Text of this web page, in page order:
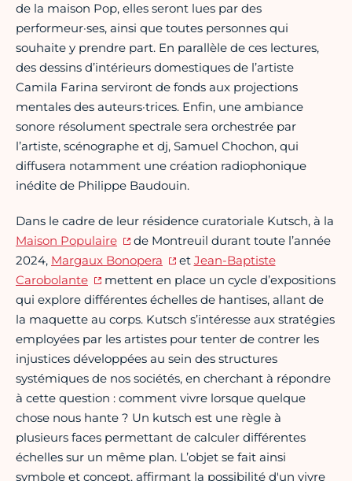
de la maison Pop, elles seront lues par des
performeur·ses, ainsi que toutes personnes qui
souhaite y prendre part. En parallèle de ces lectures,
des dessins d’intérieurs domestiques de l’artiste
Camila Farina serviront de fonds aux projections
mentales des auteurs·trices. Enfin, une ambiance
sonore résolument spectrale sera orchestrée par
l’artiste, scénographe et dj, Samuel Chochon, qui
diffusera notamment une création radiophonique
inédite de Philippe Baudouin.
Dans le cadre de leur résidence curatoriale Kutsch, à la
Maison Populaire
de Montreuil durant toute l’année
2024, Margaux Bonopera et Jean-Baptiste
Carobolante
mettent en place un cycle d’expositions
qui explore différentes échelles de hantises, allant de
la maquette au corps. Kutsch s’intéresse aux stratégies
employées par les artistes pour tenter de contrer les
injustices développées au sein des structures
systémiques de nos sociétés, en cherchant à répondre
à cette question : comment vivre lorsque quelque
chose nous hante ? Un kutsch est une règle à
plusieurs faces permettant de calculer différentes
échelles sur un même plan. L’objet se fait ainsi
symbole et concept, affirmant la possibilité d'un vivre